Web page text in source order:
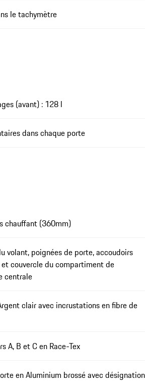
le tachymètre
(avant) : 128 l
dans chaque porte
chauffant (360mm)
volant, poignées de porte, accoudoirs
couvercle du compartiment de
centrale
clair avec incrustations en fibre de
A, B et C en Race-Tex
en Aluminium brossé avec désignation